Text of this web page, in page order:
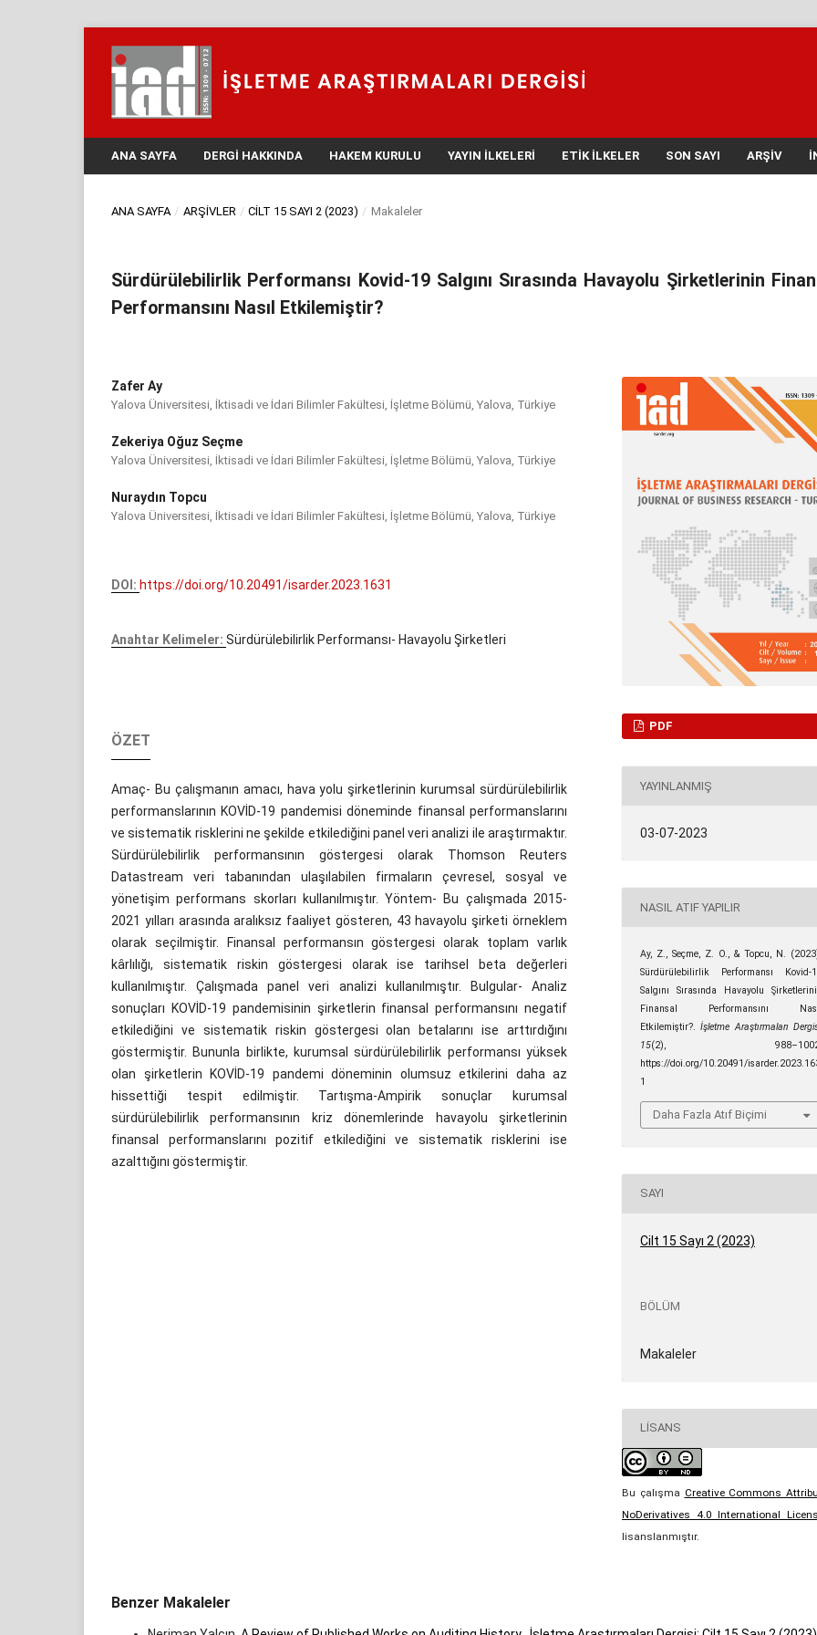
ANA SAYFA DERGI HAKKINDA HAKEM KURULU YAYIN İLKELERI ETIK İLKELER SON SAYI ARŞIV
ANA SAYFA / ARŞIVLER / CILT 15 SAYI 2 (2023) / Makaleler
Sürdürülebilirlik Performansı Kovid-19 Salgını Sırasında Havayolu Şirketlerinin
Performansını Nasıl Etkilemiştir?
Zafer Ay
Yalova Üniversitesi, İktisadi ve İdari Bilimler Fakültesi, İşletme Bölümü, Yalova, Türkiye
Zekeriya Oğuz Seçme
Yalova Üniversitesi, İktisadi ve İdari Bilimler Fakültesi, İşletme Bölümü, Yalova, Türkiye
Nuraydın Topcu
Yalova Üniversitesi, İktisadi ve İdari Bilimler Fakültesi, İşletme Bölümü, Yalova, Türkiye
DOI: https://doi.org/10.20491/isarder.2023.1631
Anahtar Kelimeler: Sürdürülebilirlik Performansı- Havayolu Şirketleri
ÖZET
Amaç- Bu çalışmanın amacı, hava yolu şirketlerinin kurumsal sürdürülebilirlik
performanslarının KOVİD-19 pandemisi döneminde finansal performanslarını
ve sistematik risklerini ne şekilde etkilediğini panel veri analizi ile araştırmaktır.
Sürdürülebilirlik performansının göstergesi olarak Thomson Reuters
Datastream veri tabanından ulaşılabilen firmaların çevresel, sosyal ve
yönetişim performans skorları kullanılmıştır. Yöntem- Bu çalışmada 2015-
2021 yılları arasında aralıksız faaliyet gösteren, 43 havayolu şirketi örneklem
olarak seçilmiştir. Finansal performansın göstergesi olarak toplam varlık
kârlılığı, sistematik riskin göstergesi olarak ise tarihsel beta değerleri
kullanılmıştır. Çalışmada panel veri analizi kullanılmıştır. Bulgular- Analiz
sonuçları KOVİD-19 pandemisinin şirketlerin finansal performansını negatif
etkilediğini ve sistematik riskin göstergesi olan betalarını ise arttırdığını
göstermiştir. Bununla birlikte, kurumsal sürdürülebilirlik performansı yüksek
olan şirketlerin KOVİD-19 pandemi döneminin olumsuz etkilerini daha az
hissettiği tespit edilmiştir. Tartışma-Ampirik sonuçlar kurumsal
sürdürülebilirlik performansının kriz dönemlerinde havayolu şirketlerinin
finansal performanslarını pozitif etkilediğini ve sistematik risklerini ise
azalttığını göstermiştir.
PDF
YAYINLANMIŞ
03-07-2023
NASIL ATIF YAPILIR
Ay, Z., Seçme, Z. O., & Topcu, N.
Sürdürülebilirlik Performansı Kovid-
Salgını Sırasında Havayolu
Finansal Performansını
Etkilemiştir?.İşletme Araştırmaları
15(2),
https://doi.org/10.20491/
1
Daha Fazla Atıf Biçimi
SAYI
Cilt 15 Sayı 2 (2023)
BÖLÜM
Makaleler
LISANS
Bu çalışma Creative Commons
NoDerivatives 4.0 International
lisanslanmıştır.
Benzer Makaleler